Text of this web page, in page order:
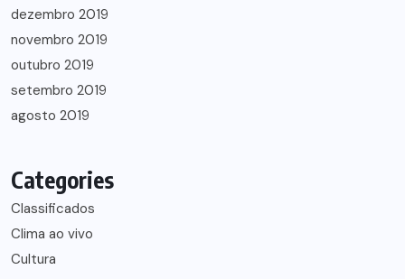
dezembro 2019
novembro 2019
outubro 2019
setembro 2019
agosto 2019
Categories
Classificados
Clima ao vivo
Cultura